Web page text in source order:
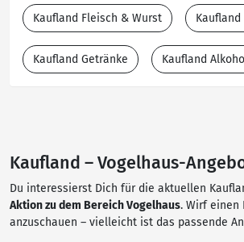
Kaufland Fleisch & Wurst Kaufland
Kaufland Getränke Kaufland
Kaufland – Vogelhaus-
Du interessierst Dich für die aktuellen
Aktion zu dem Bereich Vogelhaus. Wirf einen
anzuschauen – vielleicht ist das passende